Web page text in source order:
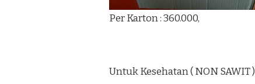
Per Karton : 360.000,
Untuk Kesehatan ( NON SAWIT )